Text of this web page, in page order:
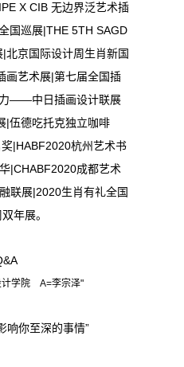
X CIB 无边界泛艺术插
国巡展|THE 5TH SAGD
|北京国际设计周生肖新国
画艺术展|第七届全国插
——中日插画设计联展
|伍德吃托克独立咖啡
|HABF2020杭州艺术书
|CHABF2020成都艺术
联展|2020生肖有礼全国
年展。
计学院 A=李宗泽"
响你至深的事情”